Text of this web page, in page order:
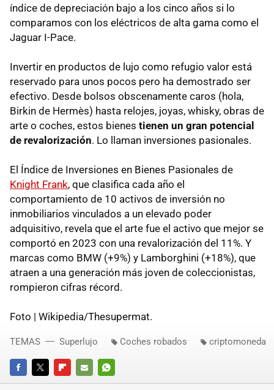
índice de depreciación bajo a los cinco años si lo
comparamos con los eléctricos de alta gama como el
Jaguar I-Pace.
Invertir en productos de lujo como refugio valor está
reservado para unos pocos pero ha demostrado ser
efectivo. Desde bolsos obscenamente caros (hola,
Birkin de Hermès) hasta relojes, joyas, whisky, obras de
arte o coches, estos bienes tienen un gran potencial
de revalorización. Lo llaman inversiones pasionales.
El Índice de Inversiones en Bienes Pasionales de
Knight Frank, que clasifica cada año el
comportamiento de 10 activos de inversión no
inmobiliarios vinculados a un elevado poder
adquisitivo, revela que el arte fue el activo que mejor se
comportó en 2023 con una revalorización del 11%. Y
marcas como BMW (+9%) y Lamborghini (+18%), que
atraen a una generación más joven de coleccionistas,
rompieron cifras récord.
Foto | Wikipedia/Thesupermat.
FACEBOOKTWITTERFLIPBOARD
E-
WHATSAPP
TEMAS Superlujo Coches robados criptomoneda